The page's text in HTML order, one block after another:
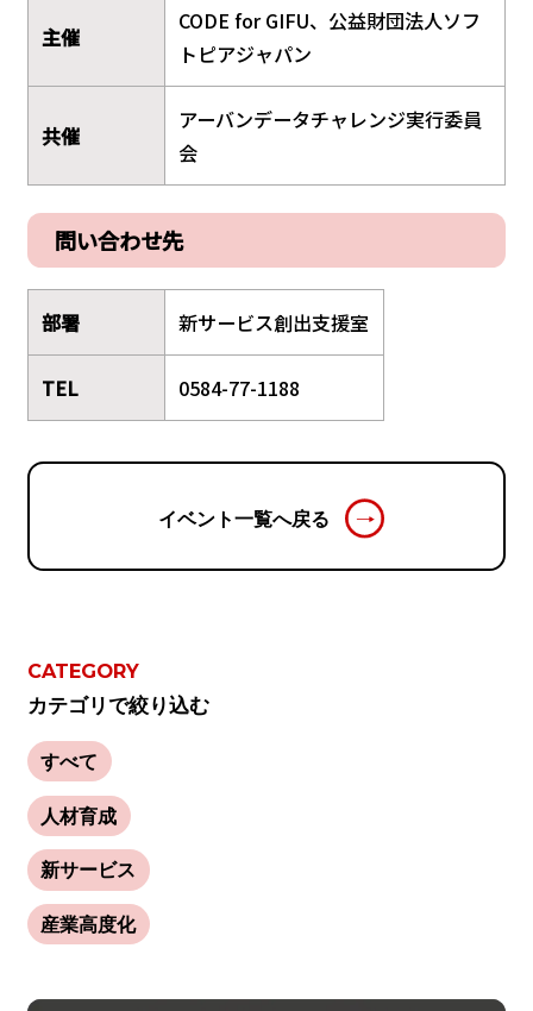
CATEGORY
カテゴリで絞り込む
すべて
人材育成
新サービス
産業高度化
主催
CODE for GIFU、公益財団法人ソフ
トピアジャパン
共催
アーバンデータチャレンジ実行委員
会
問い合わせ先
部署 新サービス創出支援室
TEL 0584-77-1188
イベント一覧へ戻る